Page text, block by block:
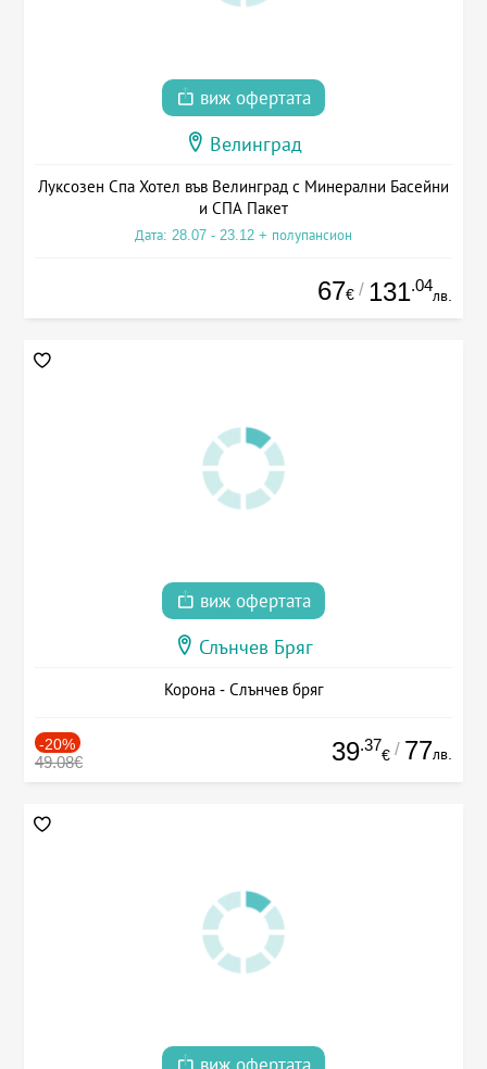
виж офертата
Велинград
Луксозен Спа Хотел във Велинград с Минерални Басейни
и СПА Пакет
Дата: 28.07 - 23.12 + полупансион
67€ / 131.04
лв.
виж офертата
Слънчев Бряг
Корона - Слънчев бряг
-20%
49.08€ 39.37
€ / 77лв.
виж офертата